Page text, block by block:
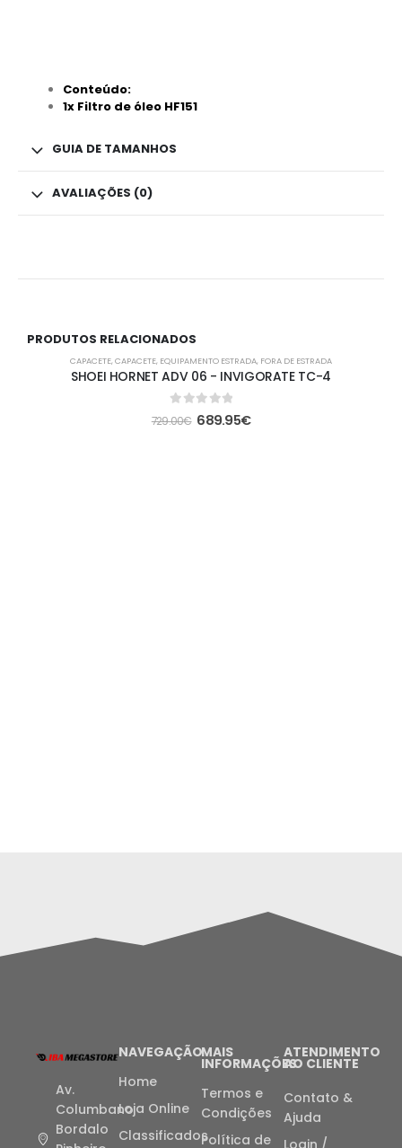
Conteúdo:
1x Filtro de óleo HF151
GUIA DE TAMANHOS
AVALIAÇÕES (0)
PRODUTOS RELACIONADOS
CAPACETE,CAPACETE, EQUIPAMENTO ESTRADA, FORA DE ESTRADA
SHOEI HORNET ADV 06 - INVIGORATE TC-4
out of 5
729.00€ 689.95€
Av.
Columbano
Bordalo
NAVEGAÇÃO
Home
Loja Online
Classificados
MAIS
INFORMAÇÕES
Termos e
Condições
Política de
ATENDIMENTO
AO CLIENTE
Contato &
Ajuda
Login /